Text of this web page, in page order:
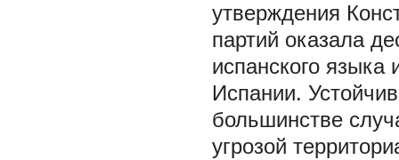
утверждения
партий оказала
испанского
Испании.
большинстве
угрозой